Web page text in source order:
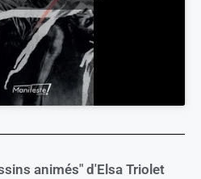
animés" d'Elsa Triolet